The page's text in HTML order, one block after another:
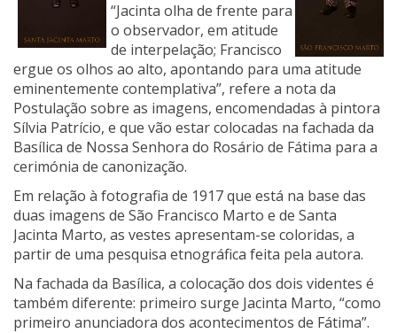
“Jacinta olha de frente para
o observador, em atitude
de interpelação; Francisco
ergue os olhos ao alto, apontando para uma atitude
eminentemente contemplativa”, refere a nota da
Postulação sobre as imagens, encomendadas à pintora
Sílvia Patrício, e que vão estar colocadas na fachada da
Basílica de Nossa Senhora do Rosário de Fátima para a
cerimónia de canonização.
Em relação à fotografia de 1917 que está na base das
duas imagens de São Francisco Marto e de Santa
Jacinta Marto, as vestes apresentam-se coloridas, a
partir de uma pesquisa etnográfica feita pela autora.
Na fachada da Basílica, a colocação dos dois videntes é
também diferente: primeiro surge Jacinta Marto, “como
primeiro anunciadora dos acontecimentos de Fátima”.